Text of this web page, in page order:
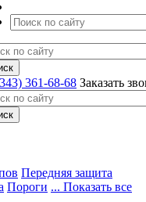
361-68-68 Заказать
Передняя защита
Пороги ... Показать все